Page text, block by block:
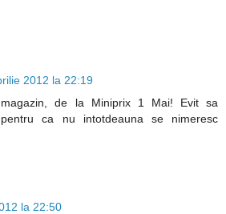
2012 la 22:19
de la Miniprix 1 Mai! Evit sa
ca nu intotdeauna se nimeresc
la 22:50